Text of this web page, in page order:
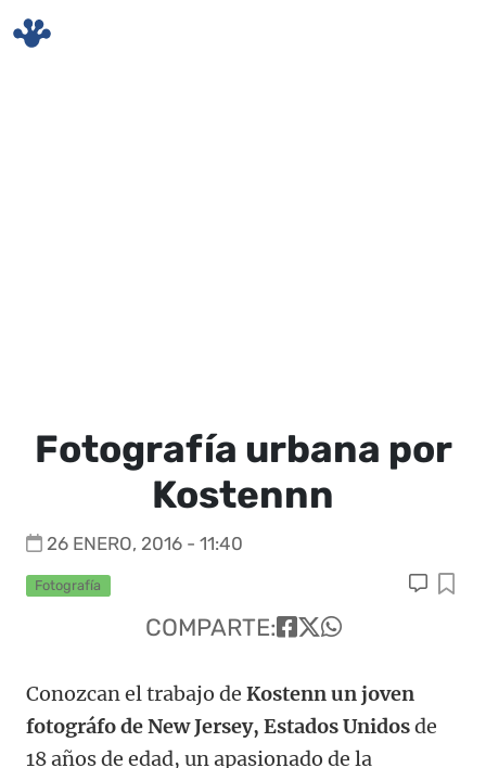
Fotografía urbana por
Kostennn
26 ENERO, 2016 - 11:40
Fotografía
COMPARTE:
Conozcan el trabajo de Kostenn un joven
fotográfo de New Jersey, Estados Unidosde
18 años de edad, un apasionado de la